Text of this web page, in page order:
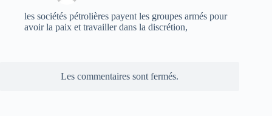
les sociétés pétrolières payent les groupes armés pour
avoir la paix et travailler dans la discrétion,
Les commentaires sont fermés.